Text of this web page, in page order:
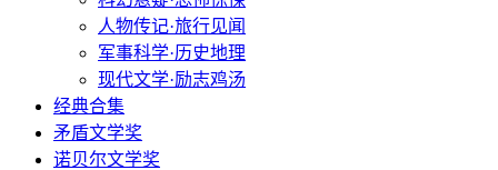
人物传记·旅行见闻
军事科学·历史地理
现代文学·励志鸡汤
经典合集
矛盾文学奖
诺贝尔文学奖